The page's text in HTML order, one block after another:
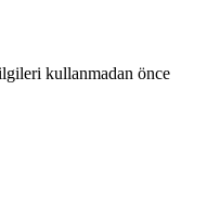
kullanmadan önce